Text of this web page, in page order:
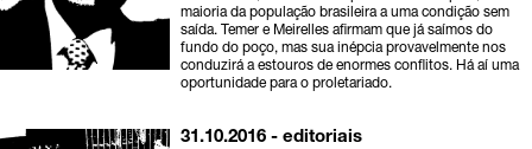
maioria da população brasileira a uma condição sem
saída. Temer e Meirelles afirmam que já saímos do
fundo do poço, mas sua inépcia provavelmente nos
conduzirá a estouros de enormes conflitos. Há aí uma
oportunidade para o proletariado.
31.10.2016 -editoriais